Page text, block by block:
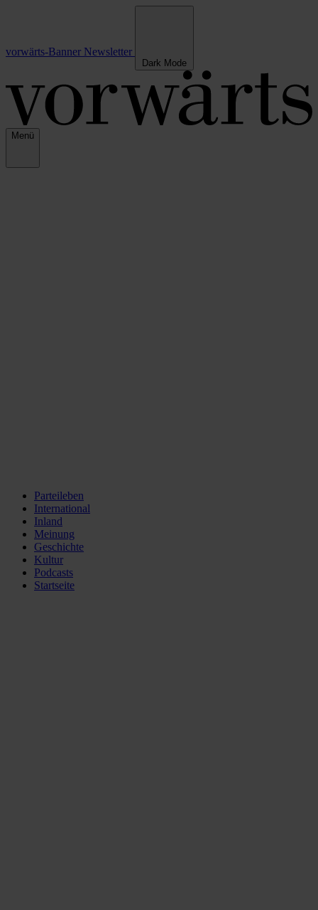
vorwärts-Banner Newsletter
Dark Mode
Menü
Parteileben
International
Inland
Meinung
Geschichte
Kultur
Podcasts
Startseite